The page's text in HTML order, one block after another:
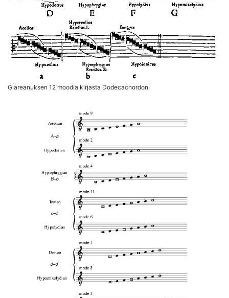
Glareanuksen 12 moodia kirjasta Dodecachordon.